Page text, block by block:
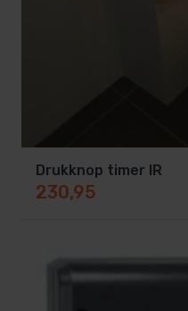
Drukknop timer IR
230,95